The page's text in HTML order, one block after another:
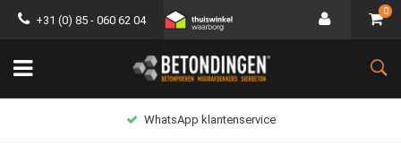
+31 (0) 85 - 060 62 04
0
WhatsApp klantenservice